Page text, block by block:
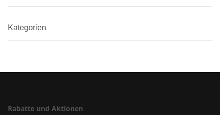
Kategorien
Rabatte und Aktionen